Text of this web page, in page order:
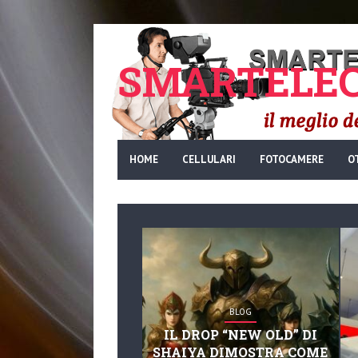
HOME CELLULARI FOTOCAMERE
BLOG
IL DROP “NEW OLD” DI
SHAIYA DIMOSTRA COME